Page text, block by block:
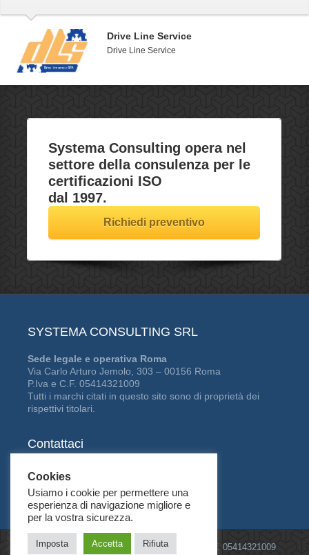
Drive Line Service
Drive Line Service
Systema Consulting opera nel
settore della consulenzaper le
certificazioni ISO
dal 1997.
Richiedi preventivo
SYSTEMA CONSULTING SRL
Sede legale e operativa Roma
Via Carlo Arturo Jemolo, 303 – 00156 Roma
P.Iva e C.F. 05414321009
Tutti i marchi citati in questo sito sono di proprietà dei
rispettivi titolari.
Contattaci
Tel: 06 41229361
Fax:06 94443312
E-mail: info@scitalia.com
©2026Systema Consulting Srl| P.IVA e C.F. 05414321009
Cookies
Usiamo i cookie per permettere una
esperienza di navigazione migliore e
per la vostra sicurezza.
Imposta Accetta Rifiuta